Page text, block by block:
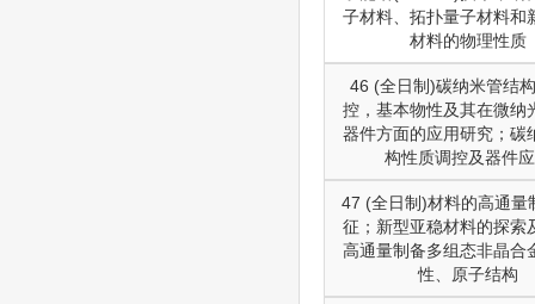
子材料、拓扑量子材料和
材料的物理性质
46 (全日制)碳纳米管结
控，基本物性及其在微纳
器件方面的应用研究；碳
构性质调控及器件
47 (全日制)材料的高通量
征；新型亚稳材料的探索
高通量制备多组态非晶合
性、原子结构